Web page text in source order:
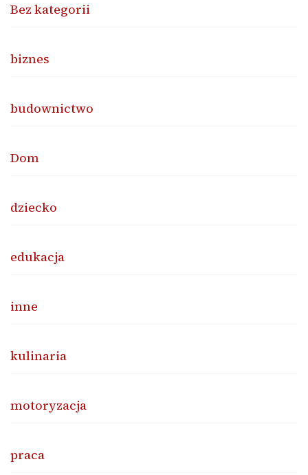
Bez kategorii
biznes
budownictwo
Dom
dziecko
edukacja
inne
kulinaria
motoryzacja
praca